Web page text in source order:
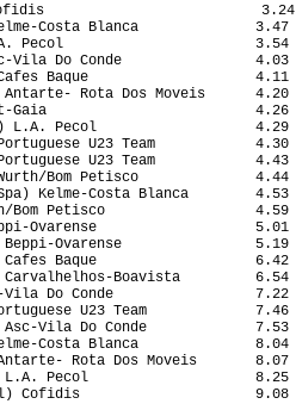
Cofidis                          3.24
Costa Blanca              3.47
L.A. Pecol                       3.54
Vila Do Conde                4.03
Cafes Baque                    4.11
Rota Dos Moveis      4.20
Gaia                         4.26
L.A. Pecol                   4.29
U23 Team            4.30
U23 Team            4.43
Wurth/Bom Petisco              4.44
Kelme-Costa Blanca        4.53
Bom Petisco                  4.59
Beppi-Ovarense                   5.01
Beppi-Ovarense                5.19
Cafes Baque                   6.42
Carvalhelhos-Boavista         6.54
Vila Do Conde                 7.22
U23 Team             7.46
Asc-Vila Do Conde             7.53
Costa Blanca              8.04
Antarte- Rota Dos Moveis       8.07
L.A. Pecol                    8.25
Cofidis                     9.08